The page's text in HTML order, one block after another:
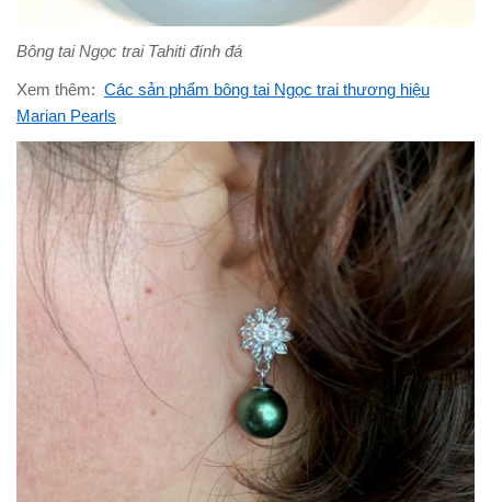
Bông tai Ngọc trai Tahiti đính đá
Xem thêm: Các sản phẩm bông tai Ngọc trai thương hiệu
Marian Pearls